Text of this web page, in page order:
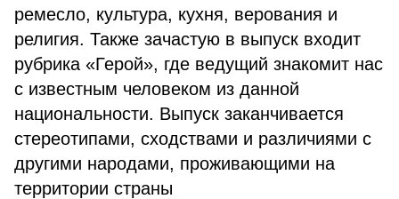
ремесло, культура, кухня, верования и
религия. Также зачастую в выпуск входит
рубрика «Герой», где ведущий знакомит нас
с известным человеком из данной
национальности. Выпуск заканчивается
стереотипами, сходствами и различиями с
другими народами, проживающими на
территории страны